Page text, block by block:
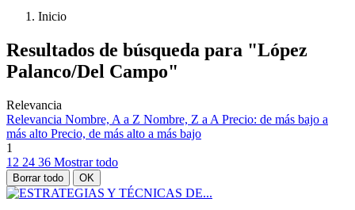
Inicio
Resultados de búsqueda para "López
Palanco/Del Campo"
Relevancia
Relevancia Nombre, A a Z Nombre, Z a A Precio: de más bajo a
más alto Precio, de más alto a más bajo
1
12 24 36 Mostrar todo
Borrar todo OK